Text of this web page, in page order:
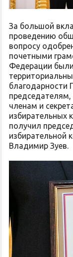
За большой
проведению
вопросу
почетными
Федерации
благодарности
членам и
избирательных
получил
избирательной
Владимир Зуев.